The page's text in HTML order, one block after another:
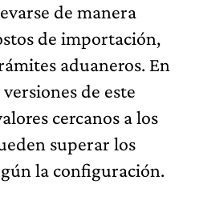
de manera
de importación,
aduaneros. En
de este
cercanos a los
superar los
la configuración.